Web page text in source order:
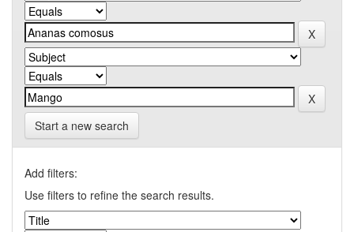
Start a new search
Add filters:
Use filters to refine the search results.